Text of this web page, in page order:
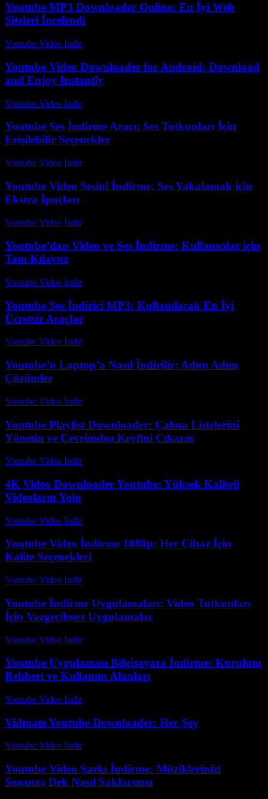
Youtube MP3 Downloader Online: En İyi Web
Siteleri İncelendi
Youtube Video İndir-
Youtube Video Downloader for Android: Download
and Enjoy Instantly
Youtube Video İndir-
Youtube Ses İndirme Aracı: Ses Tutkunları İçin
Erişilebilir Seçenekler
Youtube Video İndir-
Youtube Video Sesini İndirme: Ses Yakalamak için
Ekstra İpuçları
Youtube Video İndir-
Youtube’dan Video ve Ses İndirme: Kullanıcılar için
Tam Kılavuz
Youtube Video İndir-
Youtube Ses İndirici MP3: Kullanılacak En İyi
Ücretsiz Araçlar
Youtube Video İndir-
Youtube’u Laptop’a Nasıl İndirilir: Adım Adım
Çözümler
Youtube Video İndir-
Youtube Playlist Downloader: Çalma Listelerini
Yönetin ve Çevrimdışı Keyfini Çıkarın
Youtube Video İndir-
4K Video Downloader Youtube: Yüksek Kaliteli
Videoların Yolu
Youtube Video İndir-
Youtube Video İndirme 1080p: Her Cihaz İçin
Kalite Seçenekleri
Youtube Video İndir-
Youtube İndirme Uygulamaları: Video Tutkunları
İçin Vazgeçilmez Uygulamalar
Youtube Video İndir-
Youtube Uygulaması Bilgisayara İndirme: Kurulum
Rehberi ve Kullanım Alanları
Youtube Video İndir-
Vidmate Youtube Downloader: Her Şey
Youtube Video İndir-
Youtube Video Şarkı İndirme: Müziklerinizi
Sonsuza Dek Nasıl Saklarsınız